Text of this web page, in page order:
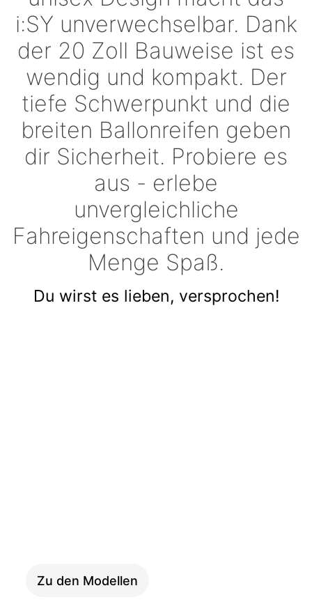
i:SY unverwechselbar. Dank
der 20 Zoll Bauweise ist es
wendig und kompakt. Der
tiefe Schwerpunkt und die
breiten Ballonreifen geben
dir Sicherheit. Probiere es
aus - erlebe
unvergleichliche
Fahreigenschaften und jede
Menge Spaß.
Du wirst es lieben, versprochen!
Zu den Modellen